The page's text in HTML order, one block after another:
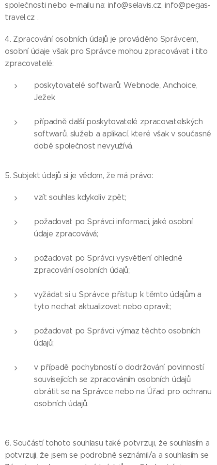
společnosti nebo e-mailu na: info@selavis.cz, info@pegas-
travel.cz .
4. Zpracování osobních údajů je prováděno Správcem,
osobní údaje však pro Správce mohou zpracovávat i tito
zpracovatelé:
poskytovatelé softwarů: Webnode, Anchoice,
Ježek
případně další poskytovatelé zpracovatelských
softwarů, služeb a aplikací, které však v současné
době společnost nevyužívá.
5. Subjekt údajů si je vědom, že má právo:
vzít souhlas kdykoliv zpět;
požadovat po Správci informaci, jaké osobní
údaje zpracovává;
požadovat po Správci vysvětlení ohledně
zpracování osobních údajů;
vyžádat si u Správce přístup k těmto údajům a
tyto nechat aktualizovat nebo opravit;
požadovat po Správci výmaz těchto osobních
údajů;
v případě pochybností o dodržování povinností
souvisejících se zpracováním osobních údajů
obrátit se na Správce nebo na Úřad pro ochranu
osobních údajů.
6. Součástí tohoto souhlasu také potvrzuji, že souhlasím a
potvrzuji, že jsem se podrobně seznámil/a a souhlasím se